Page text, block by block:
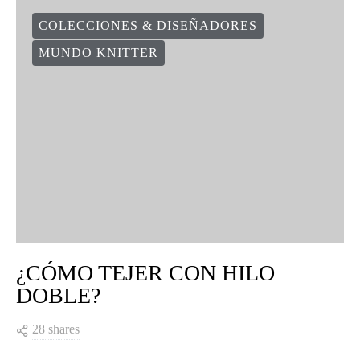
COLECCIONES & DISEÑADORES
MUNDO KNITTER
¿CÓMO TEJER CON HILO
DOBLE?
28 shares